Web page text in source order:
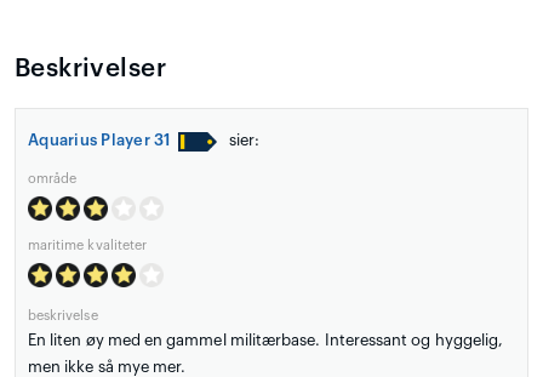
Beskrivelser
Aquarius Player 31 sier:
område
maritime kvaliteter
beskrivelse
En liten øy med en gammel militærbase. Interessant og hyggelig,
men ikke så mye mer.